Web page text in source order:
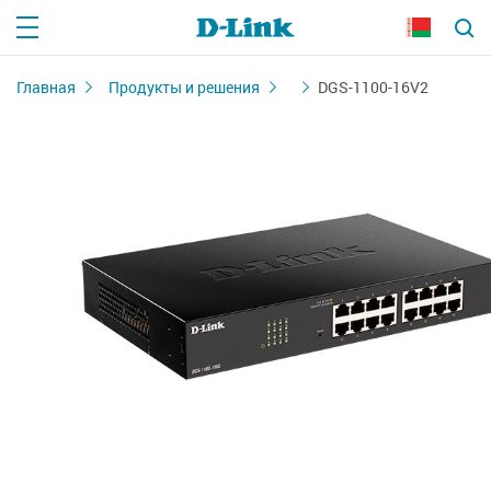
Главная Продукты и решения DGS-1100-16V2